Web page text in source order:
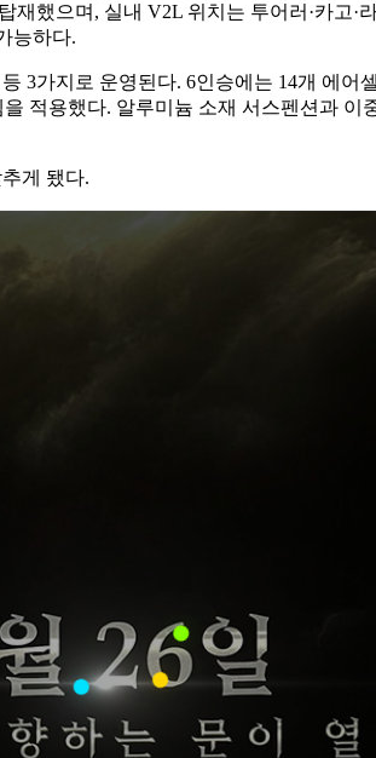
재했으며, 실내 V2L 위치는 투어러·카고
능하다.
3가지로 운영된다. 6인승에는 14개 에
적용했다. 알루미늄 소재 서스펜션과
게 됐다.